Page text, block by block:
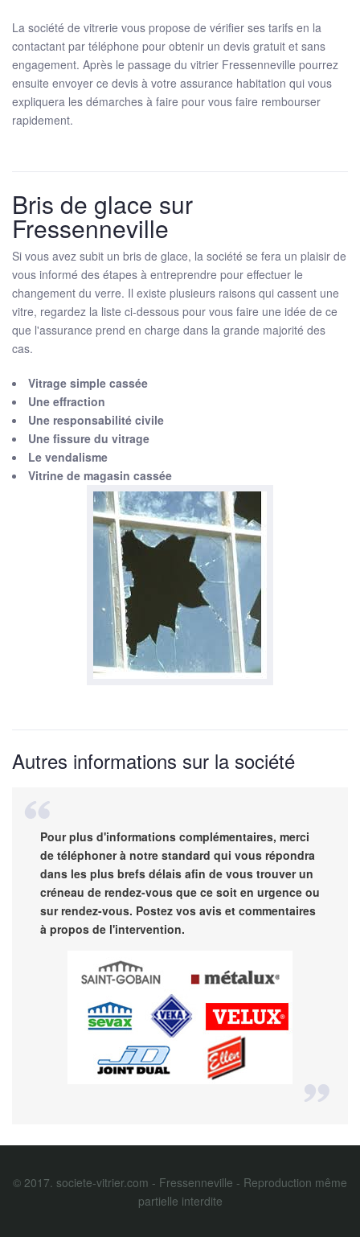
La société de vitrerie vous propose de vérifier ses tarifs en la
contactant par téléphone pour obtenir un devis gratuit et sans
engagement. Après le passage du vitrier Fressenneville pourrez
ensuite envoyer ce devis à votre assurance habitation qui vous
expliquera les démarches à faire pour vous faire rembourser
rapidement.
Bris de glace sur
Fressenneville
Si vous avez subit un bris de glace, la société se fera un plaisir de
vous informé des étapes à entreprendre pour effectuer le
changement du verre. Il existe plusieurs raisons qui cassent une
vitre, regardez la liste ci-dessous pour vous faire une idée de ce
que l'assurance prend en charge dans la grande majorité des
cas.
Vitrage simple cassée
Une effraction
Une responsabilité civile
Une fissure du vitrage
Le vendalisme
Vitrine de magasin cassée
Autres informations sur la société
Pour plus d'informations complémentaires, merci
de téléphoner à notre standard qui vous répondra
dans les plus brefs délais afin de vous trouver un
créneau de rendez-vous que ce soit en urgence ou
sur rendez-vous. Postez vos avis et commentaires
à propos de l'intervention.
© 2017. societe-vitrier.com - Fressenneville - Reproduction même
partielle interdite